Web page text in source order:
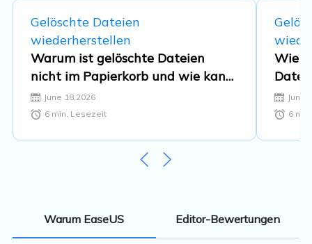
Gelöschte Dateien
wiederherstellen
Warum ist gelöschte Dateien
nicht im Papierkorb und wie kann
man eine solche Datei
wiederherstellen?
June 18,2026
6min. Lesezeit
Wie
June
6
Warum EaseUS Editor-Bewertungen